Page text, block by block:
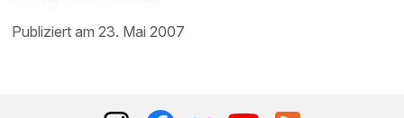
publiziert am 23. Mai 2007